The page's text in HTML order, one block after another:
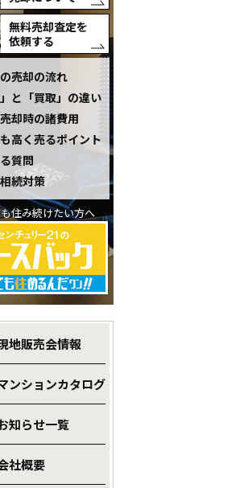
無料売却査定を
依頼する
売却の流れ
」と「買取」の違い
却時の諸費用
高く売るポイント
質問
続対策
住み続けたい方へ
地販売会情報
ンションカタログ
知らせ一覧
社概要